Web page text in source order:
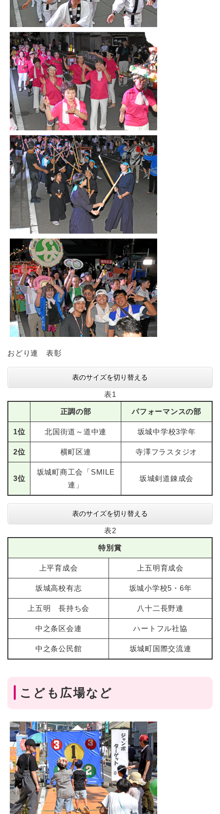
おどり連 表彰
表のサイズを切り替える
表1
正調の部 パフォーマンスの部
1位 北国街道～道中連 坂城中学校3学年
2位 横町区連 寺澤フラスタジオ
3位
坂城町商工会「SMILE
連」
坂城剣道錬成会
表のサイズを切り替える
表2
特別賞
上平育成会 上五明育成会
坂城高校有志 坂城小学校5・6年
上五明 長持ち会 八十二長野連
中之条区会連 ハートフル社協
中之条公民館 坂城町国際交流連
こども広場など